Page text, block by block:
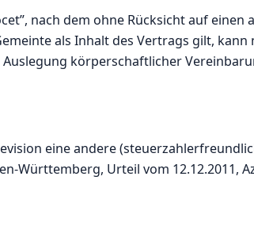
nach dem ohne Rücksicht auf einen
als Inhalt des Vertrags gilt, kann
körperschaftlicher
eine andere
Württemberg, Urteil vom 12.12.2011,